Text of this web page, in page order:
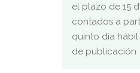
el plazo de 15
contados a
quinto día
de publicación